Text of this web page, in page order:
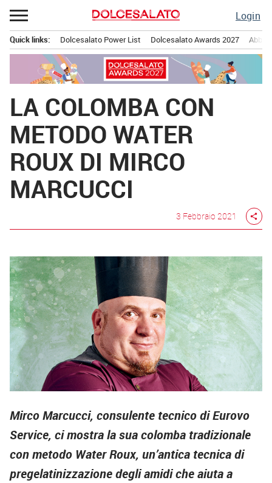
Passa
al
contenuto
Login
principale
Quick links: Dolcesalato Power List Dolcesalato Awards 2027
LA COLOMBA CON
METODO WATER
ROUX DI MIRCO
MARCUCCI
3 Febbraio 2021 share
Mirco Marcucci, consulente tecnico di Eurovo
Service, ci mostra la sua colomba tradizionale
con metodo Water Roux, un’antica tecnica di
pregelatinizzazione degli amidi che aiuta a